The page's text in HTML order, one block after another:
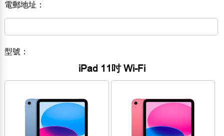
電郵地址：
型號：
iPad 11吋 Wi-Fi